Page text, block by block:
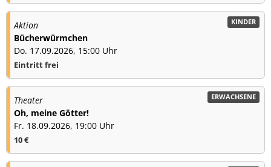
KINDER
Aktion
Bücherwürmchen
Do. 17.09.2026, 15:00 Uhr
Eintritt frei
ERWACHSENE
Theater
Oh, meine Götter!
Fr. 18.09.2026, 19:00 Uhr
10 €